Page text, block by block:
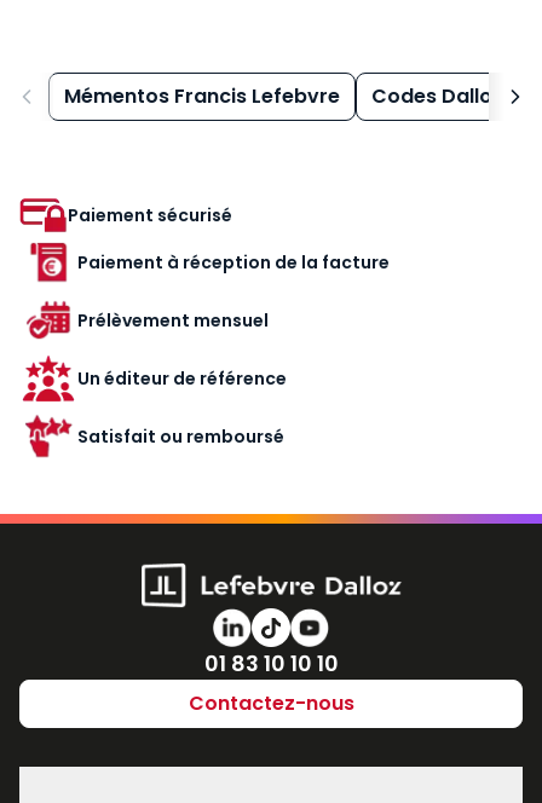
Mémentos Francis Lefebvre Codes Dalloz
Paiement sécurisé
Paiement à réception de la facture
Prélèvement mensuel
Un éditeur de référence
Satisfait ou remboursé
Numéro de téléphone
01 83 10 10 10
Contactez-nous